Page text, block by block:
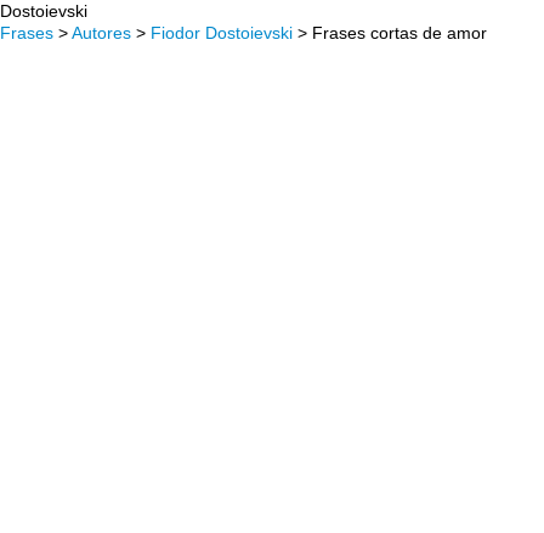
Dostoievski
Frases >Autores > Fiodor Dostoievski > Frases cortas de amor